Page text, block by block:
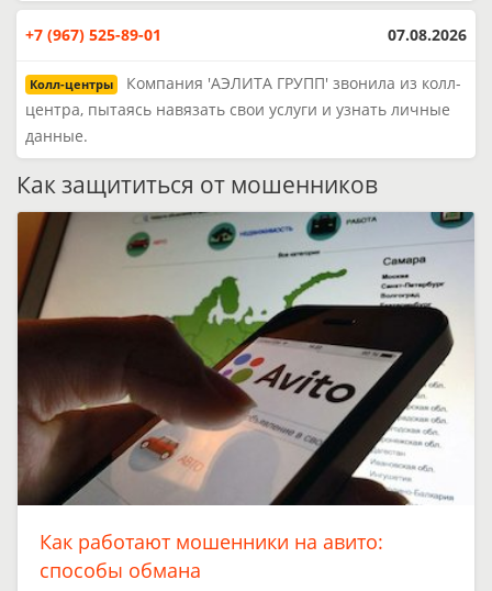
+7 (967) 525-89-01 07.08.2026
Колл-центры
Компания 'АЭЛИТА ГРУПП' звонила из колл-
центра, пытаясь навязать свои услуги и узнать личные
данные.
Как защититься от мошенников
Как работают мошенники на авито:
способы обмана